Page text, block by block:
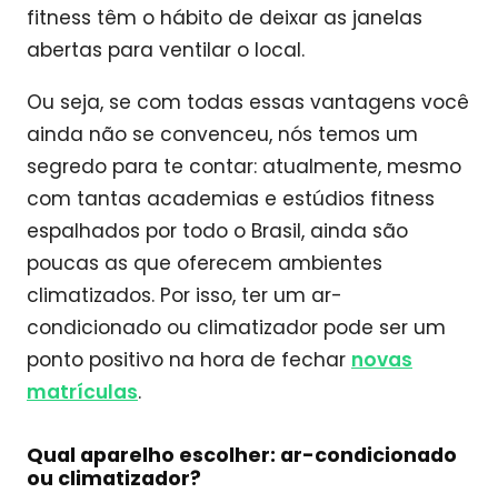
fitness têm o hábito de deixar as janelas
abertas para ventilar o local.
Ou seja, se com todas essas vantagens você
ainda não se convenceu, nós temos um
segredo para te contar: atualmente, mesmo
com tantas academias e estúdios fitness
espalhados por todo o Brasil, ainda são
poucas as que oferecem ambientes
climatizados. Por isso, ter um ar-
condicionado ou climatizador pode ser um
ponto positivo na hora de fechar novas
matrículas.
Qual aparelho escolher: ar-condicionado
ou climatizador?